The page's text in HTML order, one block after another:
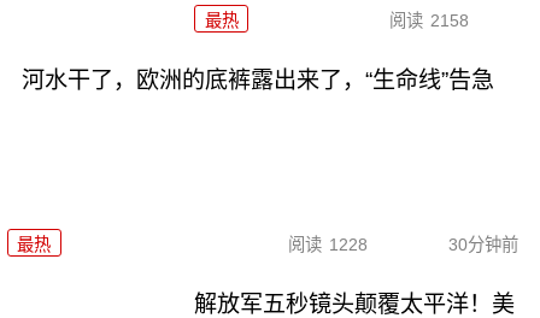
最热 阅读 2158
河水干了，欧洲的底裤露出来了，“生命线”告急
最热 阅读 1228 30分钟前
解放军五秒镜头颠覆太平洋！美